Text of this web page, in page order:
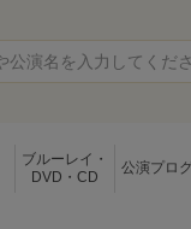
ブルーレイ・
DVD・CD
公演プロ